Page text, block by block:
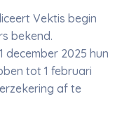
Vektis begin
bekend.
december 2025 hun
tot 1 februari
af te